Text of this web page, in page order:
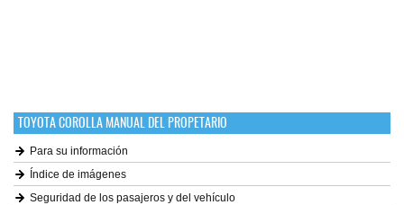
TOYOTA COROLLA MANUAL DEL PROPETARIO
Para su información
Índice de imágenes
Seguridad de los pasajeros y del vehículo